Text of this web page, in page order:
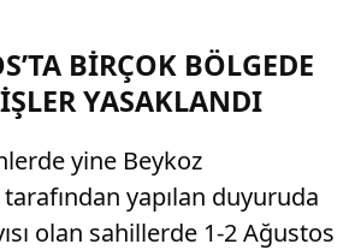
karar verildi.
BİRÇOK BÖLGEDE
YASAKLANDI
yine Beykoz
tarafından yapılan duyuruda
olan sahillerde 1-2 Ağustos